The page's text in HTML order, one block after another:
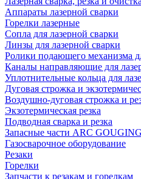
Аппараты лазерной сварки
Горелки лазерные
Сопла для лазерной сварки
Линзы для лазерной сварки
Ролики подающего механизма
Каналы направляющие для
Уплотнительные кольца для
Дуговая строжка и
Воздушно-дуговая строжка и
Экзотермическая резка
Подводная сварка и резка
Запасные части ARC
Газосварочное оборудование
Резаки
Горелки
Запчасти к резакам и горелкам